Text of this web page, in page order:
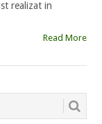
realizat in
Read More